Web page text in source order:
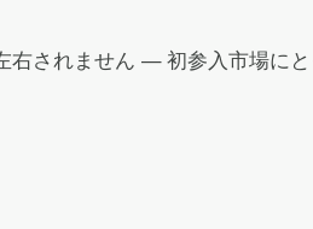
右されません — 初参入市場に